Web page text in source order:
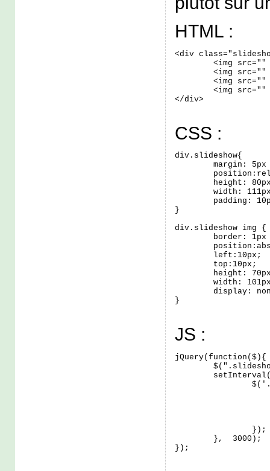
HTML :
<div
</div>
CSS :
div.slideshow{
}
div.slideshow img {
}
JS :
jQuery(function($){
});